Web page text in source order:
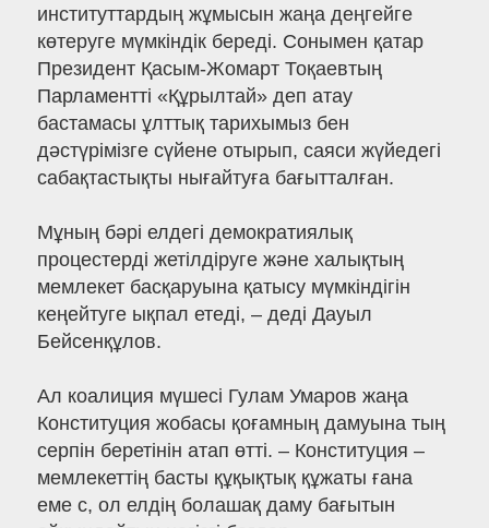
институттардың жұмысын жаңа деңгейге
көтеруге мүмкіндік береді. Сонымен қатар
Президент Қасым-Жомарт Тоқаевтың
Парламентті «Құрылтай» деп атау
бастамасы ұлттық тарихымыз бен
дәстүрімізге сүйене отырып, саяси жүйедегі
сабақтастықты нығайтуға бағытталған.
Мұның бәрі елдегі демократиялық
процестерді жетілдіруге және халықтың
мемлекет басқаруына қатысу мүмкіндігін
кеңейтуге ықпал етеді, – деді Дауыл
Бейсенқұлов.
Ал коалиция мүшесі Гулам Умаров жаңа
Конституция жобасы қоғамның дамуына тың
серпін беретінін атап өтті. – Конституция –
мемлекеттің басты құқықтық құжаты ғана
еме с, ол елдің болашақ даму бағытын